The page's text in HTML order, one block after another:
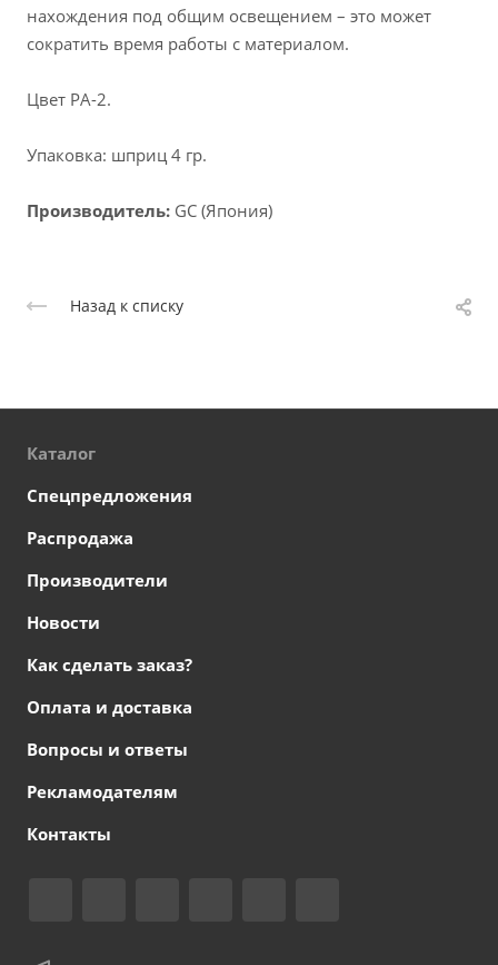
нахождения под общим освещением – это может
сократить время работы с материалом.
Цвет PA-2.
Упаковка: шприц 4 гр.
Производитель: GC (Япония)
Назад к списку
Каталог
Спецпредложения
Распродажа
Производители
Новости
Как сделать заказ?
Оплата и доставка
Вопросы и ответы
Рекламодателям
Контакты